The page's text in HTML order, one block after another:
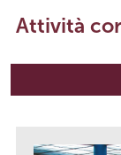
Attività